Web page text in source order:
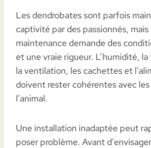
Les dendrobates sont parfois
captivité par des passionnés,
maintenance demande des
et une vraie rigueur. L’humidité,
la ventilation, les cachettes et
doivent rester cohérentes avec
l’animal.
Une installation inadaptée peut
poser problème. Avant